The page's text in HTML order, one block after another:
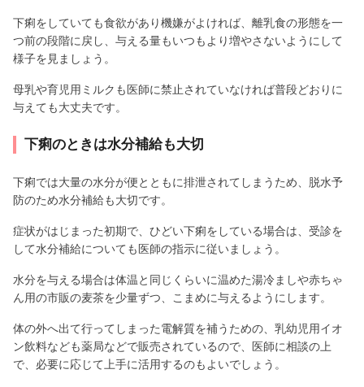
下痢をしていても食欲があり機嫌がよければ、離乳食の形態を一
つ前の段階に戻し、与える量もいつもより増やさないようにして
様子を見ましょう。
母乳や育児用ミルクも医師に禁止されていなければ普段どおりに
与えても大丈夫です。
下痢のときは水分補給も大切
下痢では大量の水分が便とともに排泄されてしまうため、脱水予
防のため水分補給も大切です。
症状がはじまった初期で、ひどい下痢をしている場合は、受診を
して水分補給についても医師の指示に従いましょう。
水分を与える場合は体温と同じくらいに温めた湯冷ましや赤ちゃ
ん用の市販の麦茶を少量ずつ、こまめに与えるようにします。
体の外へ出て行ってしまった電解質を補うための、乳幼児用イオ
ン飲料なども薬局などで販売されているので、医師に相談の上
で、必要に応じて上手に活用するのもよいでしょう。